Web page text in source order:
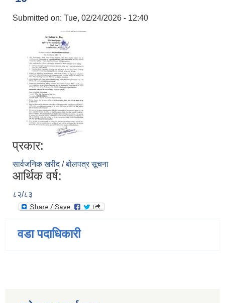
Submitted on: Tue, 02/24/2026 - 12:40
प्रकार:
सार्वजनिक खरीद / बोलपत्र सूचना
आर्थिक वर्ष:
८२/८३
वडा पदाधिकारी